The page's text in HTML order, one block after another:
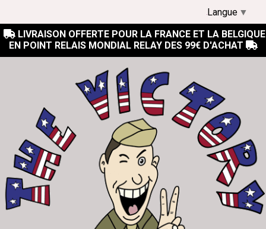
 LIVRAISON OFFERTE POUR LA FRANCE ET LA BELGIQUE
EN POINT RELAIS MONDIAL RELAY DES 99€ D'ACHAT 
Langue ▼